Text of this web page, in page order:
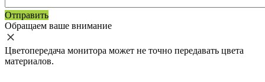
Отправить
Обращаем ваше внимание
Цветопередача монитора может не точно передавать цвета
материалов.